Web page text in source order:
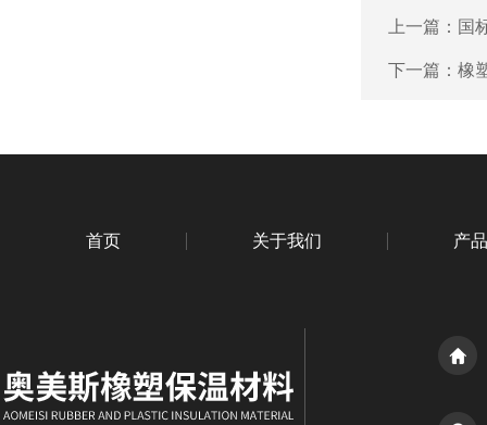
上一篇： 国
下一篇： 橡
首页 关于我们 产